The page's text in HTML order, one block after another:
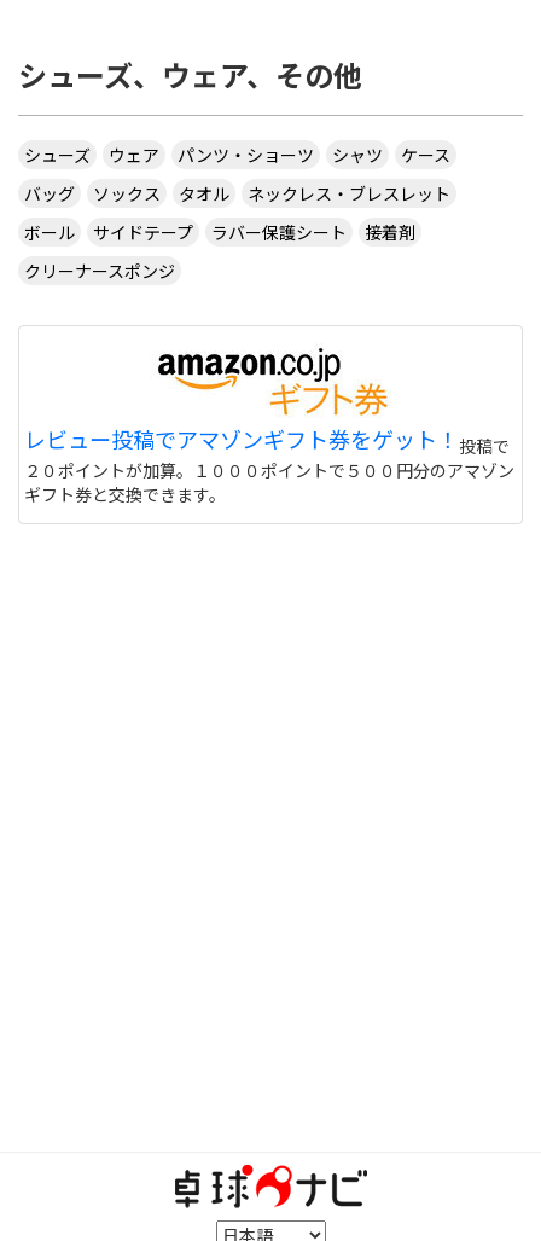
シューズ、ウェア、その他
シューズ ウェア パンツ・ショーツ シャツ
ケース
バッグ
ソックス タオル
ネックレス・ブレスレット
ボール
サイドテープ ラバー保護シート
接着剤
クリーナースポンジ
レビュー投稿でアマゾンギフト券をゲット！ 投稿で
２０ポイントが加算。１０００ポイントで５００円分のアマゾン
ギフト券と交換できます。